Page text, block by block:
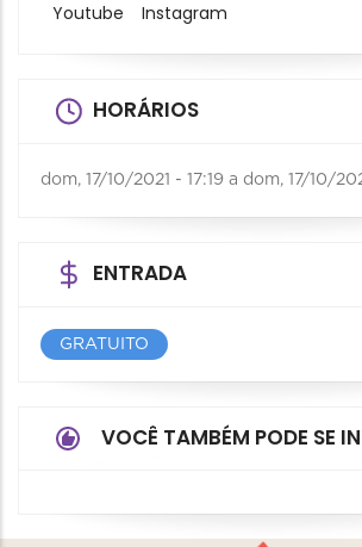
Youtube Instagram
HORÁRIOS
dom, 17/10/2021 - 17:19 a dom, 17/10/
ENTRADA
GRATUITO
VOCÊ TAMBÉM PODE SE